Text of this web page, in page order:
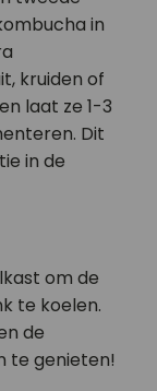
in
kruiden of
laat ze 1-3
Dit
in de
om de
te koelen.
de
te genieten!